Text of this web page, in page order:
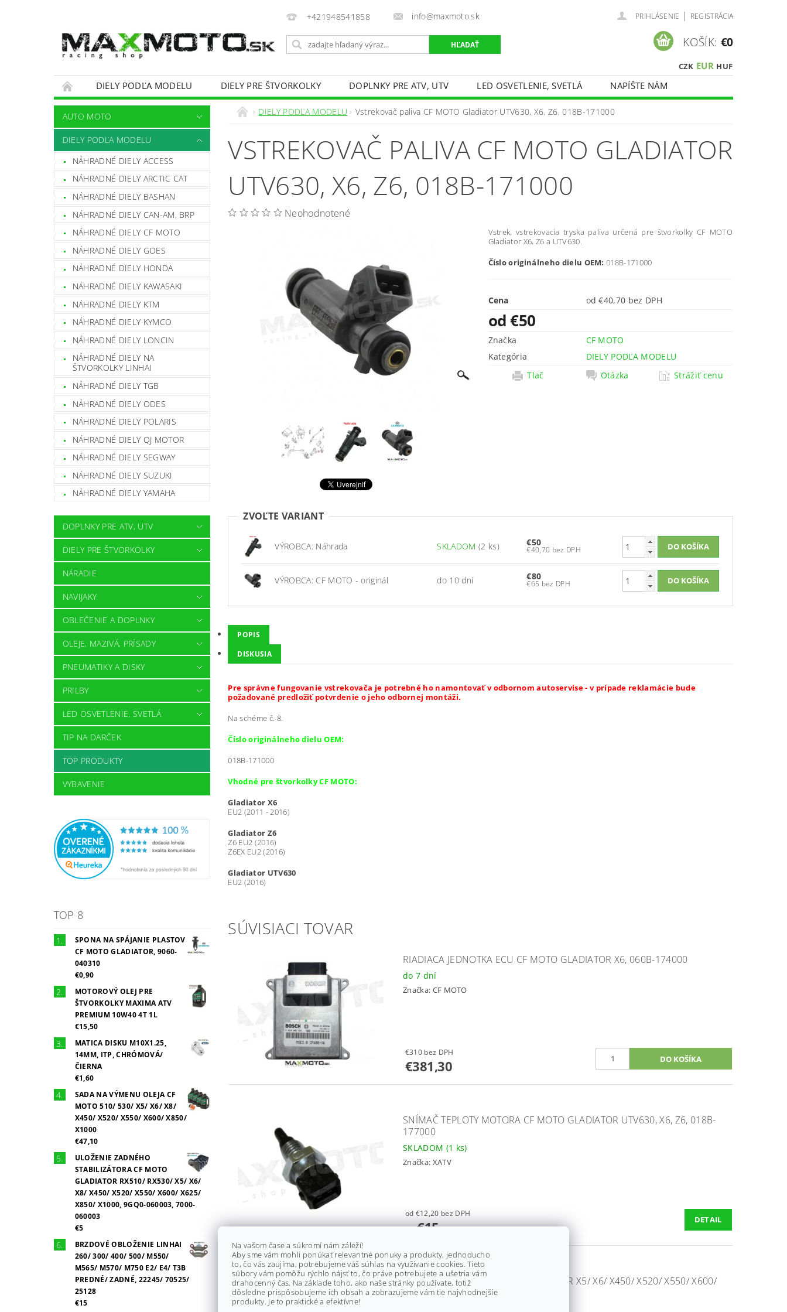
+421948541858 info@maxmoto.sk PRIHLÁSENIE | REGISTRÁCIA
CZK EUR HUF
KOŠÍK: €0
DIELY PODĽA MODELU DIELY PRE ŠTVORKOLKY DOPLNKY PRE ATV, UTV LED OSVETLENIE, SVETLÁ
NAPÍŠTE NÁM
OBCHODNÉ PODMIENKY
KONTAKTY
AUTO MOTO
DIELY PODĽA MODELU
NÁHRADNÉ DIELY ACCESS
NÁHRADNÉ DIELY ARCTIC CAT
NÁHRADNÉ DIELY BASHAN
NÁHRADNÉ DIELY CAN-AM, BRP
NÁHRADNÉ DIELY CF MOTO
NÁHRADNÉ DIELY GOES
NÁHRADNÉ DIELY HONDA
NÁHRADNÉ DIELY KAWASAKI
NÁHRADNÉ DIELY KTM
NÁHRADNÉ DIELY KYMCO
NÁHRADNÉ DIELY LONCIN
NÁHRADNÉ DIELY NA
ŠTVORKOLKY LINHAI
NÁHRADNÉ DIELY TGB
NÁHRADNÉ DIELY ODES
NÁHRADNÉ DIELY POLARIS
NÁHRADNÉ DIELY QJ MOTOR
NÁHRADNÉ DIELY SEGWAY
NÁHRADNÉ DIELY SUZUKI
NÁHRADNÉ DIELY YAMAHA
DOPLNKY PRE ATV, UTV
DIELY PRE ŠTVORKOLKY
NÁRADIE
NAVIJAKY
OBLEČENIE A DOPLNKY
OLEJE, MAZIVÁ, PRÍSADY
PNEUMATIKY A DISKY
PRILBY
LED OSVETLENIE, SVETLÁ
TIP NA DARČEK
TOP PRODUKTY
VYBAVENIE
TOP 8
SPONA NA SPÁJANIE PLASTOV
CF MOTO GLADIATOR, 9060-
040310
€0,90
MOTOROVÝ OLEJ PRE
ŠTVORKOLKY MAXIMA ATV
PREMIUM 10W40 4T 1L
€15,50
MATICA DISKU M10X1.25,
14MM, ITP, CHRÓMOVÁ/
ČIERNA
€1,60
SADA NA VÝMENU OLEJA CF
MOTO 510/ 530/ X5/ X6/ X8/
X450/ X520/ X550/ X600/ X850/
X1000
€47,10
ULOŽENIE ZADNÉHO
STABILIZÁTORA CF MOTO
GLADIATOR RX510/ RX530/ X5/ X6/
X8/ X450/ X520/ X550/ X600/ X625/
X850/ X1000, 9GQ0-060003, 7000-
060003
€5
BRZDOVÉ OBLOŽENIE LINHAI
260/ 300/ 400/ 500/ M550/
M565/ M570/ M750 E2/ E4/ T3B
PREDNÉ/ ZADNÉ, 22245/ 70525/
25128
€15
DIELY PODĽA MODELU Vstrekovač paliva CF MOTO Gladiator UTV630, X6, Z6, 018B-171000
VSTREKOVAČ PALIVA CF MOTO GLADIATOR
UTV630, X6, Z6, 018B-171000
Neohodnotené
Vstrek, vstrekovacia tryska paliva určená pre štvorkolky CF MOTO
Gladiator X6, Z6 a UTV630.
Číslo originálneho dielu OEM: 018B-171000
Cena od €40,70 bez DPH
od €50
Značka
CF MOTO
Kategória
DIELY PODĽA MODELU
Tlač
Otázka Strážiť cenu
ZVOĽTE VARIANT
VÝROBCA: Náhrada SKLADOM (2 ks) €50
€40,70 bez DPH
VÝROBCA: CF MOTO - originál do 10 dní €80
€65 bez DPH
POPIS
DISKUSIA
Pre správne fungovanie vstrekovača je potrebné ho namontovať v odbornom autoservise - v prípade reklamácie bude
požadované predložiť potvrdenie o jeho odbornej montáži.
Na schéme č. 8.
Číslo originálneho dielu OEM:
018B-171000
Vhodné pre štvorkolky CF MOTO:
Gladiator X6
EU2 (2011 - 2016)
Gladiator Z6
Z6 EU2 (2016)
Z6EX EU2 (2016)
Gladiator UTV630
EU2 (2016)
SÚVISIACI TOVAR
RIADIACA JEDNOTKA ECU CF MOTO GLADIATOR X6, 060B-174000
do 7 dní
Značka: CF MOTO
€310 bez DPH
€381,30
SNÍMAČ TEPLOTY MOTORA CF MOTO GLADIATOR UTV630, X6, Z6, 018B-
177000
SKLADOM (1 ks)
Značka: XATV
od €12,20 bez DPH
od€15 DETAIL
LAMBDA SONDA CF MOTO GLADIATOR X5/ X6/ X450/ X520/ X550/ X600/
X1000/ Z6/ UTV630, 018B-176000
Na vašom čase a súkromí nám záleží!
Aby sme vám mohli ponúkať relevantné ponuky a produkty, jednoducho
to, čo vás zaujíma, potrebujeme váš súhlas na využívanie cookies. Tieto
súbory vám pomôžu rýchlo nájsť to, čo práve potrebujete a ušetria vám
drahocenný čas. Na základe toho, ako naše stránky používate, totiž
dôsledne prispôsobujeme ich obsah a zobrazujeme vám tie najvhodnejšie
produkty. Je to praktické a efektívne!